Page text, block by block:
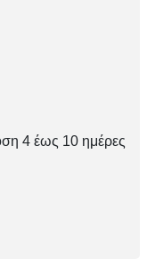
4 έως 10 ημέρες